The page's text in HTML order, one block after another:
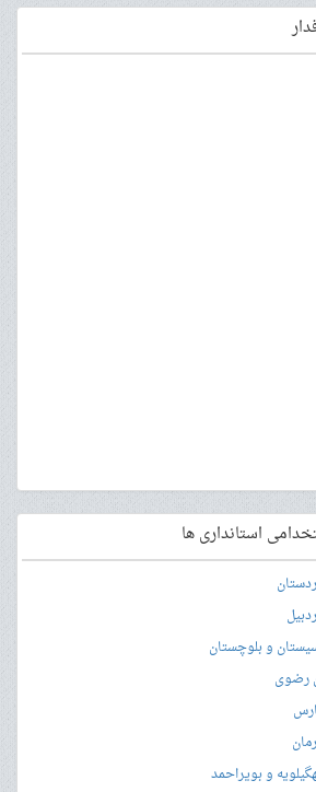
استانداری ها
و بلوچستان
رضوی
و بویراحمد